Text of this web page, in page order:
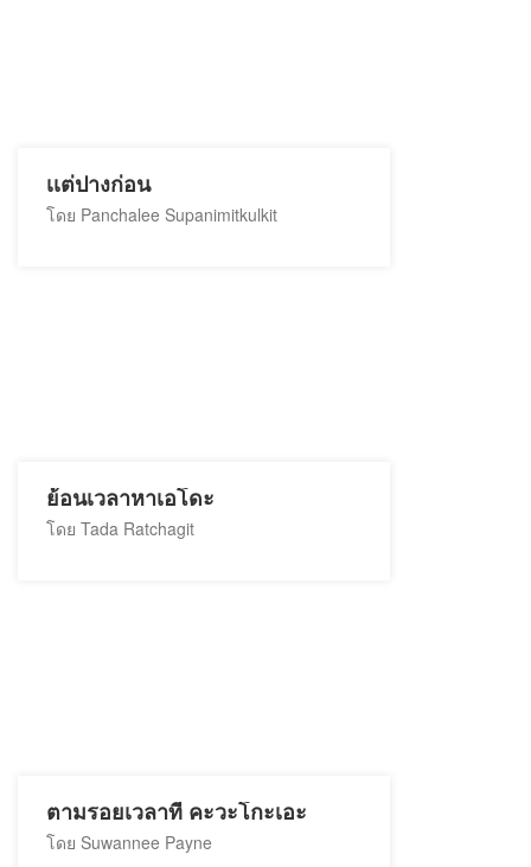
เเต่ปางก่อน
โดย Panchalee Supanimitkulkit
ย้อนเวลาหาเอโดะ
โดย Tada Ratchagit
ตามรอยเวลาที่ คะวะโกะเอะ
โดย Suwannee Payne